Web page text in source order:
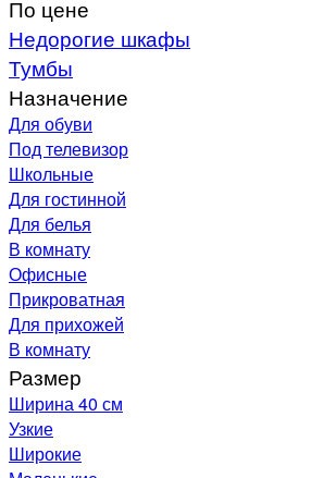
По цене
Недорогие шкафы
Тумбы
Назначение
Для обуви
Под телевизор
Школьные
Для гостинной
Для белья
В комнату
Офисные
Прикроватная
Для прихожей
В комнату
Размер
Ширина 40 см
Узкие
Широкие